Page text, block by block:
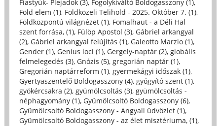
Fiastyúk- Plejadok (3), Fogolykiváltó Boldogasszony (1),
Föld elem (1), Földközeli Telihold - 2025. Október 7. (1),
Földközpontú világnézet (1), Fomalhaut - a Déli Hal
szent forrása, (1), Fülöp Apostol (3), Gábriel arkangyal
(2), Gábriel arkangyal felújítás (1), Galeotto Marzio (1),
Gender (1), Genius loci (1), Gergely-naptár (2), globális
felmelegedés (3), Gnózis (5), gregorián naptár (1),
Gregorián naptárreform (1), gyermekágyi időszak (1),
Gyertyaszentelő Boldogasszony (4), gyógyító szent (1),
gyökércsakra (2), gyümölcsoltás (3), gyümölcsoltás -
néphagyomány (1), Gyümölcsoltó Boldogasszony (6),
Gyümölcsoltó Boldogasszony - Angyali üdvözlet (1),
Gyümölcsoltó Boldogasszony - az élet misztériuma, (1),